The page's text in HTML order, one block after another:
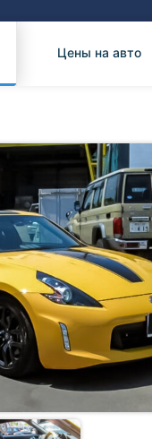
Цены на авто